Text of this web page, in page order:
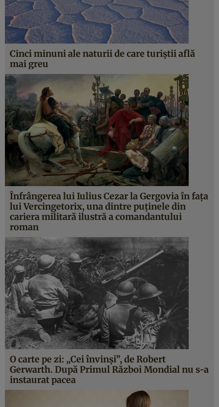
Cinci minuni ale naturii de care turiştii află
mai greu
Înfrângerea lui Iulius Cezar la Gergovia în faţa
lui Vercingetorix, una dintre puţinele din
cariera militară ilustră a comandantului
roman
O carte pe zi: „Cei învinşi”, de Robert
Gerwarth. După Primul Război Mondial nu s-a
instaurat pacea